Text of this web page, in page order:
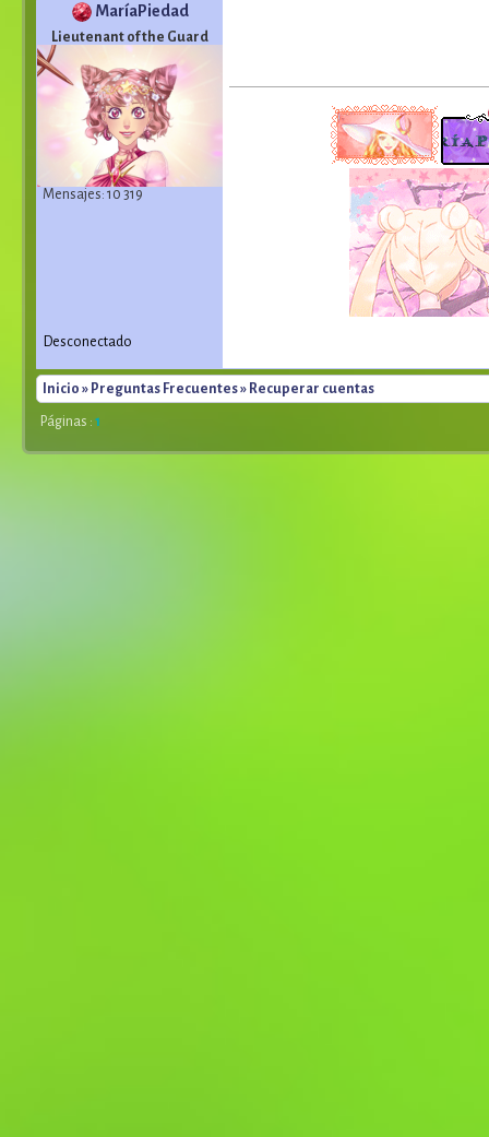
MaríaPiedad
Lieutenant of the Guard
Mensajes: 10 319
Desconectado
Inicio » Preguntas Frecuentes» Recuperar cuentas
Páginas : 1